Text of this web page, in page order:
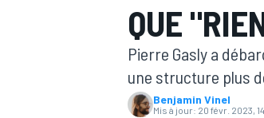
QUE
Pierre Gasly a
une structure plus
Benjamin Vinel
Mis à jour: 20 févr. 2023,